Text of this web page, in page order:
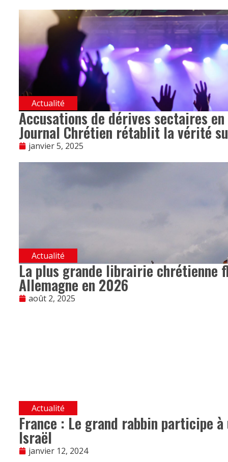
Actualité
Accusations de dérives sectaires
Journal Chrétien rétablit la vérité
janvier 5, 2025
Actualité
La plus grande librairie chrétienne
Allemagne en 2026
août 2, 2025
Actualité
France : Le grand rabbin participe
Israël
janvier 12, 2024